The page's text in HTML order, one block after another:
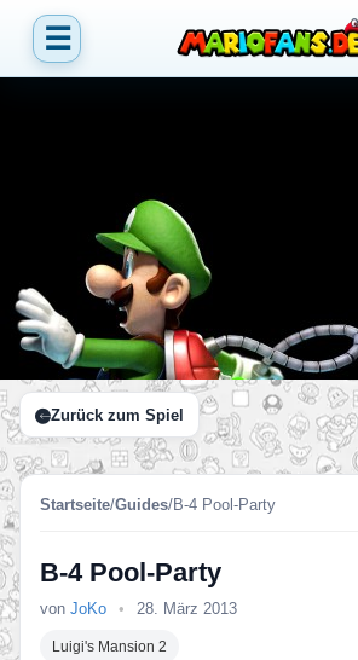
☰
Zurück zum Spiel
Startseite/Guides/B-4 Pool-Party
B-4 Pool-Party
von JoKo • 28. März 2013
Luigi's Mansion 2